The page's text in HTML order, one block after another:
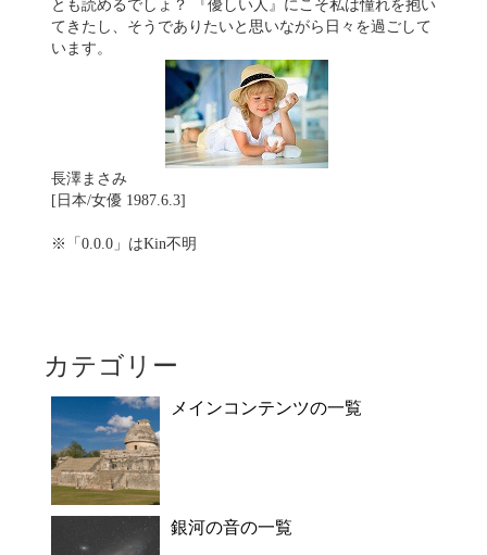
とも読めるでしょ？ 『優しい人』にこそ私は憧れを抱い
てきたし、そうでありたいと思いながら日々を過ごして
います。
長澤まさみ
[日本/女優 1987.6.3]
※「0.0.0」はKin不明
カテゴリー
メインコンテンツの一覧
銀河の音の一覧